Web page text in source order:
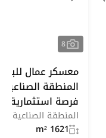
8
معسكر عمال
المنطقة
فرصة استثمارية
المنطقة الصناعية
1621 m²